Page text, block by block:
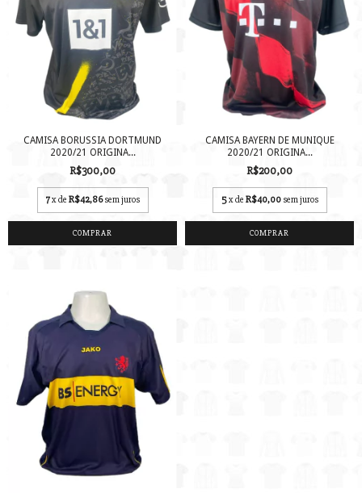
CAMISA BORUSSIA DORTMUND
2020/21 ORIGINA...
R$300,00
7x de R$42,86 sem juros
COMPRAR
CAMISA BAYERN DE MUNIQUE
2020/21 ORIGINA...
R$200,00
5x de R$40,00 sem juros
COMPRAR